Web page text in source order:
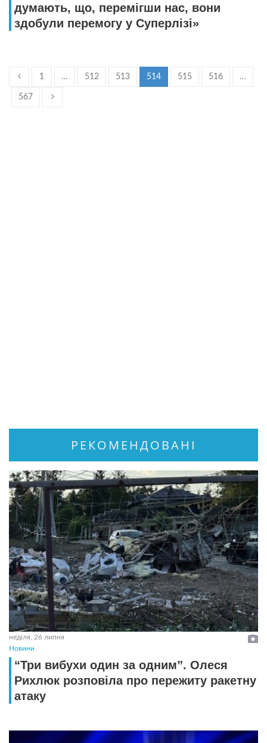
думають, що, перемігши нас, вони
здобули перемогу у Суперлізі»
1 … 512 513 514 515 516 …
567
РЕКОМЕНДОВАНІ
неділя, 26 липня
Новини
“Три вибухи один за одним”. Олеся
Рихлюк розповіла про пережиту ракетну
атаку